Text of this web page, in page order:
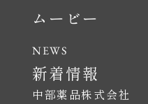
中部薬品株式会社
ムービー
新着情報